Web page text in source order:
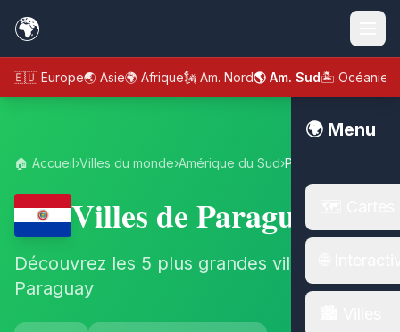
🌍
🇪🇺 Europe🌏 Asie🌍 Afrique🗽 Am. Nord🌎 Am. Sud🏝️ Océanie
🌍 Menu
🏠 Accueil›Villes du monde›Amérique du Sud›Paraguay
Villes de Paraguay
Découvrez les 5 plus grandes villes de
Paraguay